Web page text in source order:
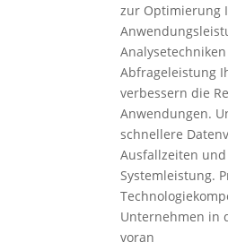
zur Optimierung
Abfrageleistung
verbessern die
Anwendungen.
schnellere
Ausfallzeiten
Systemleistung.
Unternehmen in
voran